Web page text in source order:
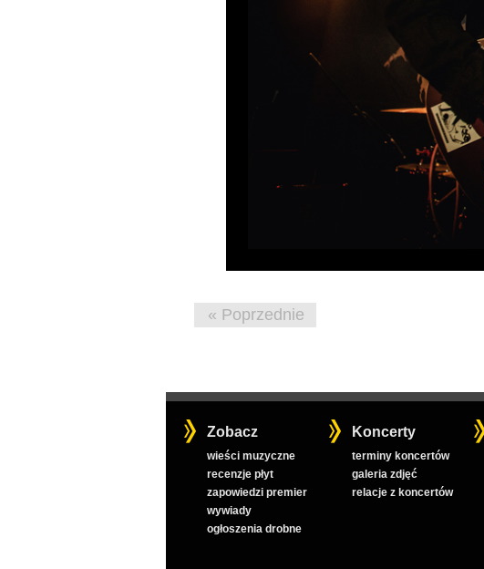
« Poprzednie
Zobacz
wieści muzyczne
recenzje płyt
zapowiedzi premier
wywiady
ogłoszenia drobne
Koncerty
terminy koncertów
galeria zdjęć
relacje z koncertów